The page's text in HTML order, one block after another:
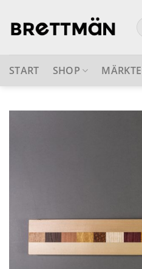
content
START SHOP MÄRKTE